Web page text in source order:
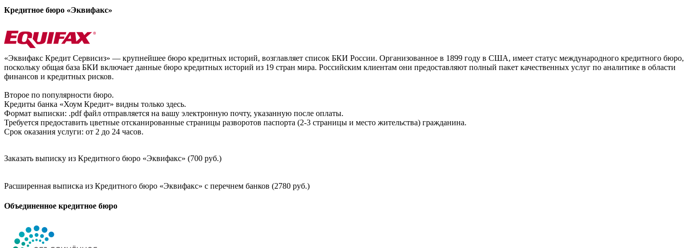
Кредитное бюро «Эквифакс»
«Эквифакс Кредит Сервисиз» — крупнейшее бюро кредитных историй, возглавляет список БКИ России. Организованное в 1899 году в США, имеет статус международного кредитного бюро,
поскольку общая база БКИ включает данные бюро кредитных историй из 19 стран мира. Российским клиентам они предоставляют полный пакет качественных услуг по аналитике в области
финансов и кредитных рисков.
Второе по популярности бюро.
Кредиты банка «Хоум Кредит» видны только здесь.
Формат выписки: .pdf файл отправляется на вашу электронную почту, указанную после оплаты.
Требуется предоставить цветные отсканированные страницы разворотов паспорта (2-3 страницы и место жительства) гражданина.
Срок оказания услуги: от 2 до 24 часов.
Заказать выписку из Кредитного бюро «Эквифакс» (700 руб.)
Расширенная выписка из Кредитного бюро «Эквифакс» с перечнем банков (2780 руб.)
Объединенное кредитное бюро